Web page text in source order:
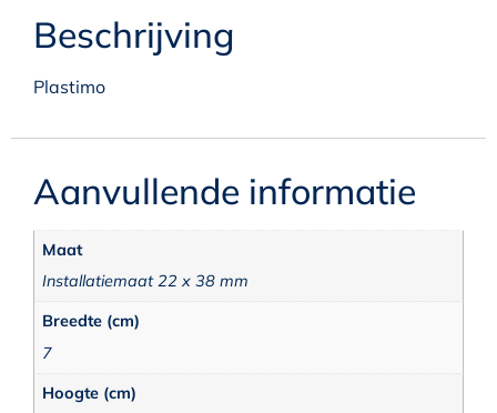
Beschrijving
Plastimo
Aanvullende informatie
Maat
Installatiemaat 22 x 38 mm
Breedte (cm)
7
Hoogte (cm)